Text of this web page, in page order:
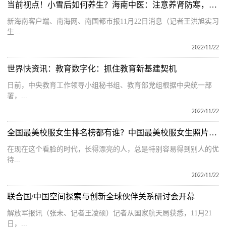
当前视点！小雪后如何养生？海南中医：注意养肾防寒，推荐3个养生食谱
新海南客户端、南海网、南国都市报11月22日消息（记者王洪旭实习
生...
2022/11/22
世界快资讯：教育数字化：抓住教育新基建契机
日前，中央教育工作领导小组秘书组、教育部党组根据中央统一部
署，...
2022/11/22
全国最美校服女生排名榜都有谁？中国最美校服女生照片大全有谁？
在现在这个看脸的时代，长得漂亮的人，总是特别容易得到别人的优
待...
2022/11/22
联合国/中国空间探索与创新全球伙伴关系研讨会开幕
解放军报讯（张未、记者王凌硕）记者从国家航天局获悉，11月21
日，...